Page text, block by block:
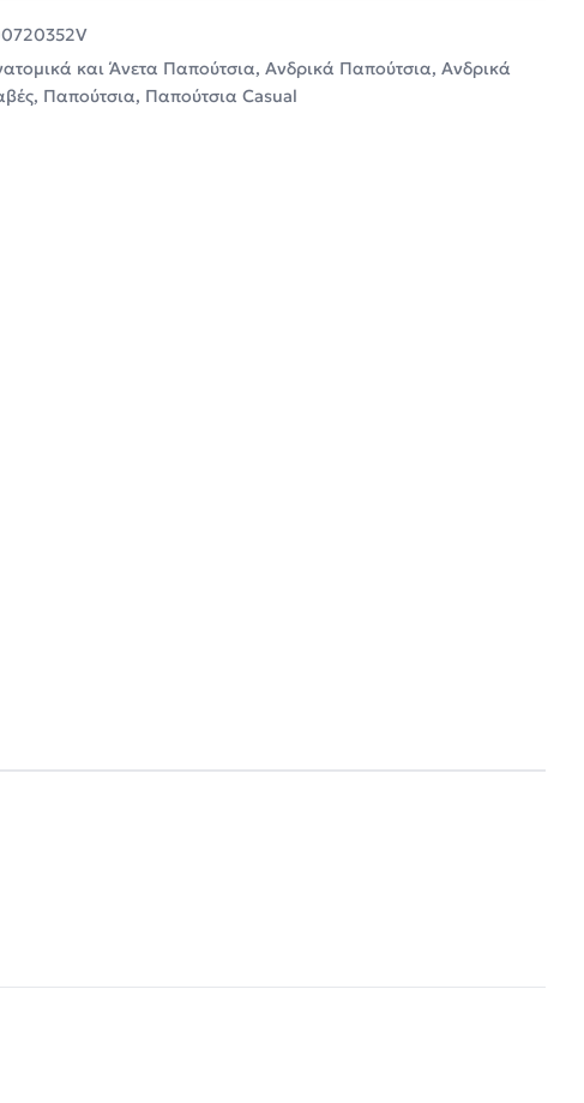
και Άνετα Παπούτσια, Ανδρικά Παπούτσια, Ανδρικά
, Παπούτσια, Παπούτσια Casual